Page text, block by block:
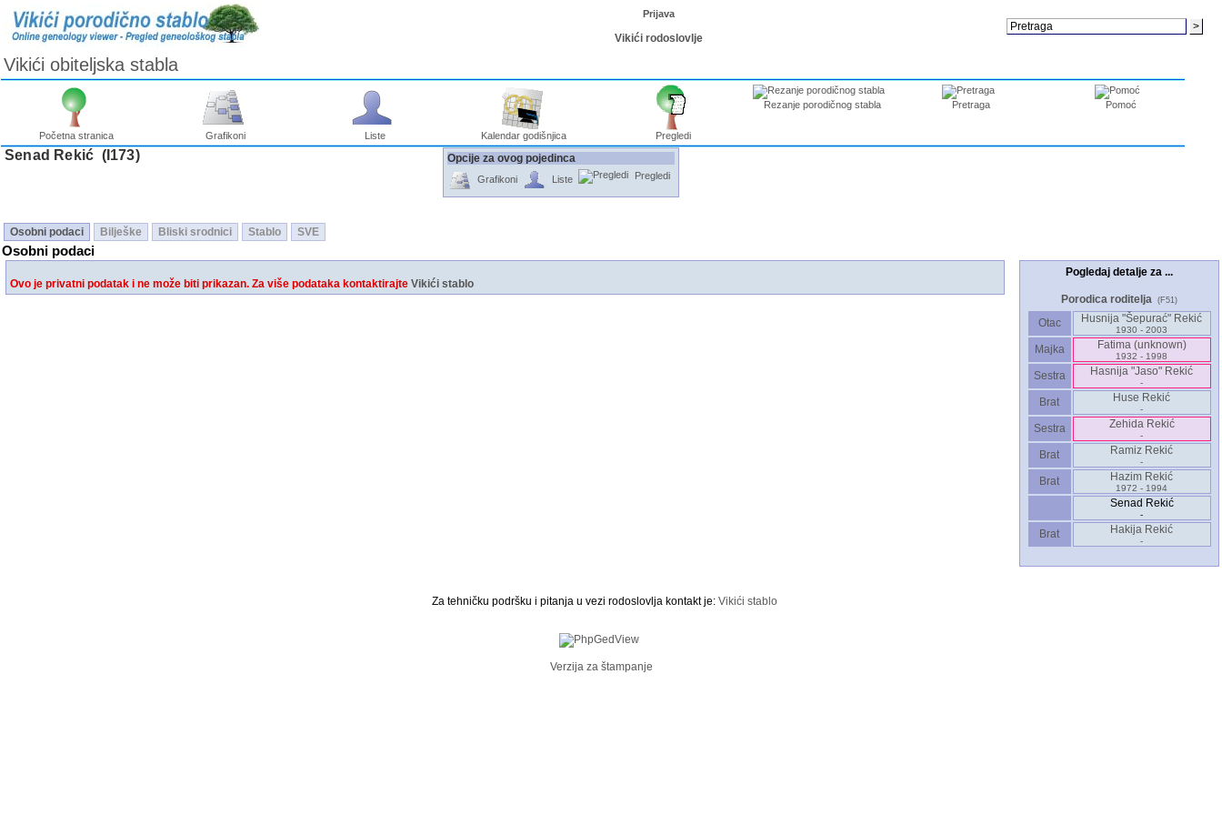
Prijava
Vikići rodoslovlje
Vikići obiteljska stabla
Početna stranica Grafikoni Liste Kalendar godišnjica Pregledi
Rezanje porodičnog stabla Pretraga Pomoć
Senad Rekić ‎(I173)‎ Opcije za ovog pojedinca
Grafikoni Liste Pregledi
Osobni podaci Bilješke Bliski srodnici Stablo SVE
Osobni podaci
Ovo je privatni podatak i ne može biti prikazan. Za više podataka kontaktirajte Vikići stablo
Pogledaj detalje za ...
Porodica roditelja (F51)
Otac Husnija "Šepurać" Rekić
1930 - 2003
Majka Fatima ‎(unknown)‎
1932 - 1998
Sestra Hasnija "Jaso" Rekić
-
Brat Huse Rekić
-
Sestra Zehida Rekić
-
Brat Ramiz Rekić
-
Brat Hazim Rekić
1972 - 1994
Senad Rekić
-
Brat Hakija Rekić
-
Za tehničku podršku i pitanja u vezi rodoslovlja kontakt je:Vikići stablo
Verzija za štampanje